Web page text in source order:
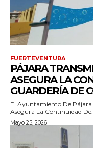
FUERTEVENTURA
PÁJARA
ASEGURA LA
GUARDERÍA DE
El Ayuntamiento De
Asegura La Continuidad De...
Mayo 25, 2026